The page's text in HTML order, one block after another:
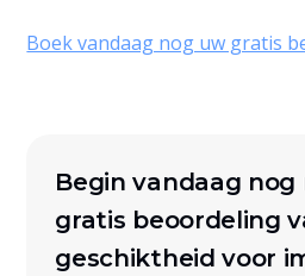
Boek vandaag nog uw gratis
Begin vandaag nog
gratis beoordeling
geschiktheid voor